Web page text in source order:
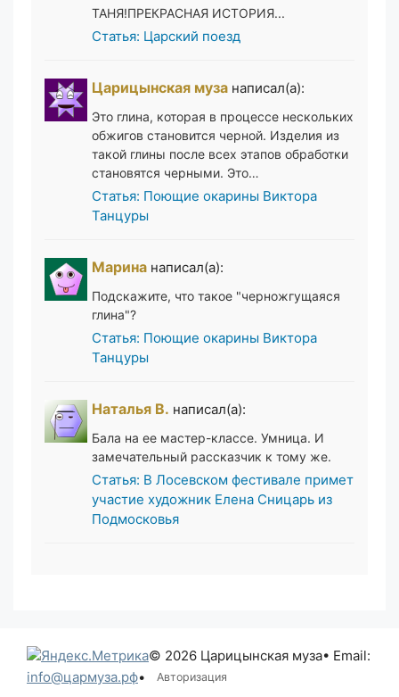
ТАНЯ!ПРЕКРАСНАЯ ИСТОРИЯ...
Статья: Царский поезд
Царицынская муза написал(а):
Это глина, которая в процессе нескольких
обжигов становится черной. Изделия из
такой глины после всех этапов обработки
становятся черными. Это…
Статья: Поющие окарины Виктора
Танцуры
Марина написал(а):
Подскажите, что такое "черножгущаяся
глина"?
Статья: Поющие окарины Виктора
Танцуры
Наталья В. написал(а):
Бала на ее мастер-классе. Умница. И
замечательный рассказчик к тому же.
Статья: В Лосевском фестивале примет
участие художник Елена Сницарь из
Подмосковья
© 2026 Царицынская муза• Email:
info@цармуза.рф• Авторизация